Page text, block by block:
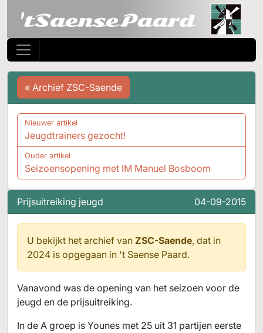
Prijsuitreiking jeugd 04-09-2015
U bekijkt het archief van ZSC-Saende, dat in
2024 is opgegaan in 't Saense Paard.
Vanavond was de opening van het seizoen voor de
jeugd en de prijsuitreiking.
In de A groep is Younes met 25 uit 31 partijen eerste
« Archief ZSC-Saende
Nieuwer artikel
Jeugdtrainers gezocht!
Ouder artikel
Seizoensopening met IM Manuel Bosboom